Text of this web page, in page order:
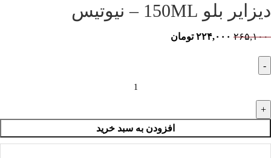
دیزایر بلو 150ML – نیوتیس
۲۶۵,۱۰۰ ۲۲۴,۰۰۰ تومان
افزودن به سبد خرید